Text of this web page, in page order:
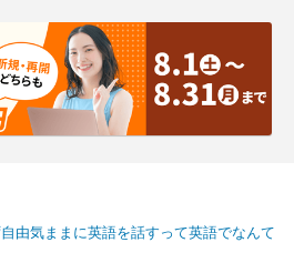
由気ままに英語を話すって英語でなんて